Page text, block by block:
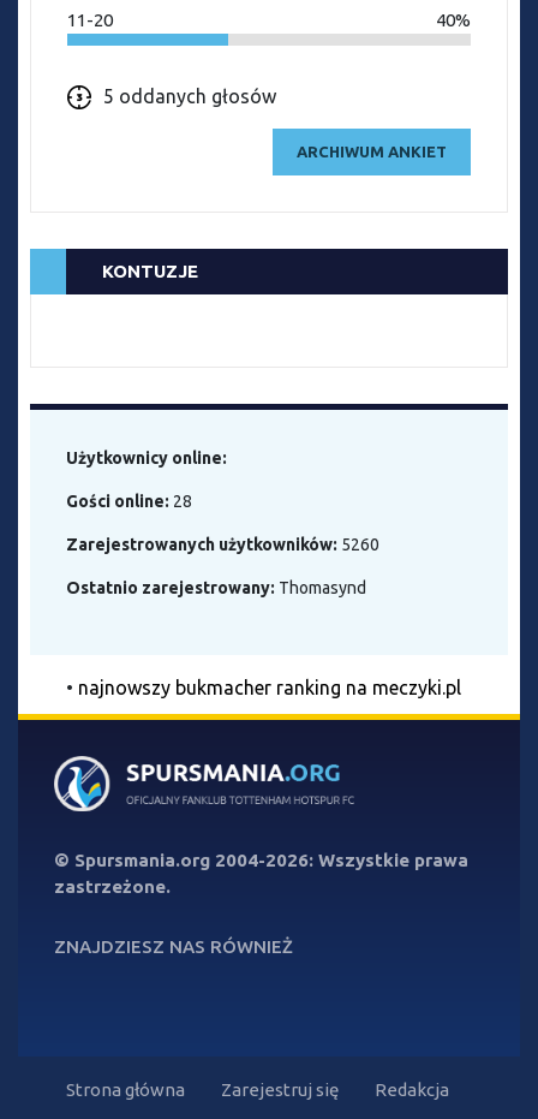
11-20 40%
5 oddanych głosów
ARCHIWUM ANKIET
KONTUZJE
Użytkownicy online:
Gości online: 28
Zarejestrowanych użytkowników: 5260
Ostatnio zarejestrowany: Thomasynd
• najnowszy bukmacher ranking na meczyki.pl
© Spursmania.org 2004-2026: Wszystkie prawa
zastrzeżone.
ZNAJDZIESZ NAS RÓWNIEŻ
Strona główna Zarejestruj się Redakcja